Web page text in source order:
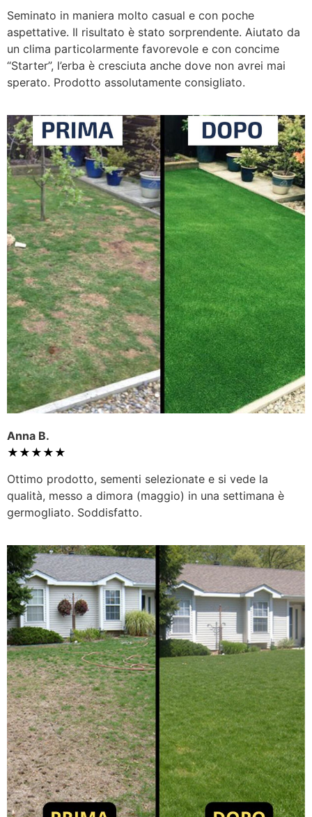
Seminato in maniera molto casual e con poche
aspettative. Il risultato è stato sorprendente. Aiutato da
un clima particolarmente favorevole e con concime
“Starter”, l’erba è cresciuta anche dove non avrei mai
sperato. Prodotto assolutamente consigliato.
Anna B.
★★★★★
Ottimo prodotto, sementi selezionate e si vede la
qualità, messo a dimora (maggio) in una settimana è
germogliato. Soddisfatto.